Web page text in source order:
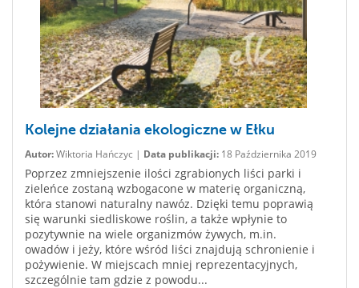
Kolejne działania ekologiczne w Ełku
Autor:Wiktoria Hańczyc | Data publikacji: 18 Października 2019
Poprzez zmniejszenie ilości zgrabionych liści parki i
zieleńce zostaną wzbogacone w materię organiczną,
która stanowi naturalny nawóz. Dzięki temu poprawią
się warunki siedliskowe roślin, a także wpłynie to
pozytywnie na wiele organizmów żywych, m.in.
owadów i jeży, które wśród liści znajdują schronienie i
pożywienie. W miejscach mniej reprezentacyjnych,
szczególnie tam gdzie z powodu...